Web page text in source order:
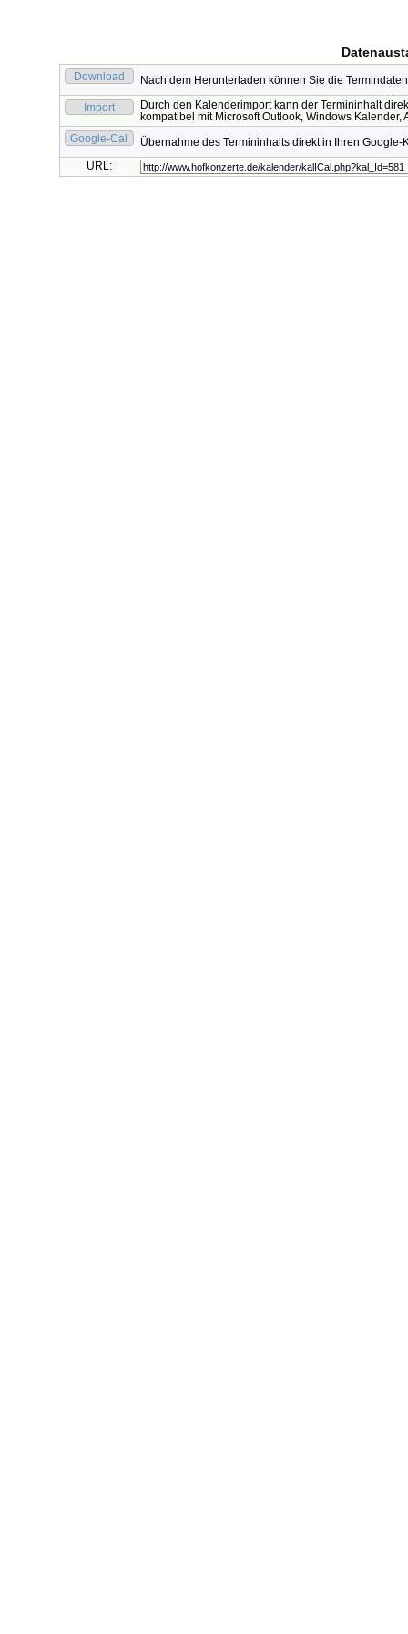
Download Nach dem Herunterladen können Sie die
Import
Durch den Kalenderimport kann der Termininhalt
kompatibel mit Microsoft Outlook, Windows
Google-Cal
Übernahme des Termininhalts direkt in Ihren Google-
URL: